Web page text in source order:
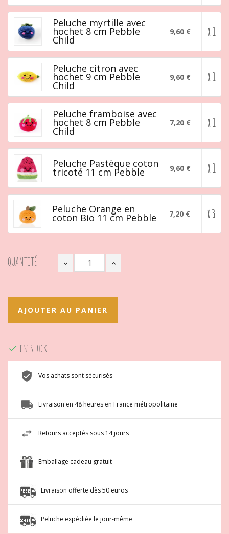
Peluche myrtille avec
hochet 8 cm Pebble
Child
9,60 € x 1
Peluche citron avec
hochet 9 cm Pebble
Child
9,60 € x 1
Peluche framboise avec
hochet 8 cm Pebble
Child
7,20 € x 1
Peluche Pastèque coton
tricoté 11 cm Pebble 9,60 € x 1
Peluche Orange en
coton Bio 11 cm Pebble 7,20 € x 3
QUANTITÉ
AJOUTER AU PANIER
 en stock
Vos achats sont sécurisés
Livraison en 48 heures en France métropolitaine
Retours acceptés sous 14 jours
Emballage cadeau gratuit
Livraison offerte dès 50 euros
Peluche expédiée le jour-même